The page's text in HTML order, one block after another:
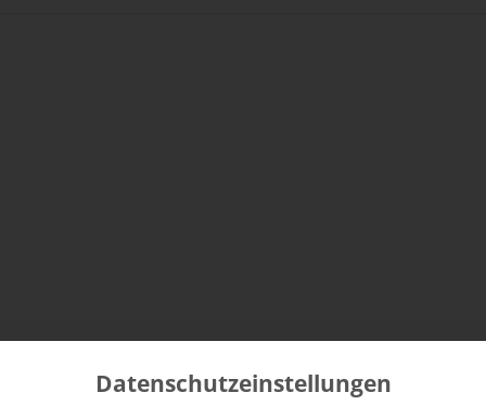
und Kollegen. Ein echtes Team auf Augenhöhe.
Datenschutzeinstellungen